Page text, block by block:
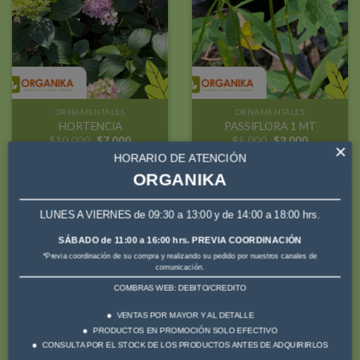
a la
lista de
deseos
ORNAMENTALES
HORTENCIA
$10.000 El
original
$10.000.
$7.000El
actual
es:
$7.000.
a la
lista de
deseos
ORNAMENTALES
PASSIFLORA 1 MT
$5.000 El
$3.000El
precio
actual
Añadir
a la
lista de
a la
HORARIO DE ATENCIÓN
ORGANIKA
LUNES A VIERNES de 09:30 a 13:00 y de 14:00 a 18:00 hrs.
×
SÁBADO de 11:00 a 16:00 hrs. PREVIA COORDINACIÓN
*Previa coordinación de su compra y realizando su pedido por nuestros canales de
comunicación.
COMBRAS WEB: DEBITO/CREDITO
VENTAS POR MAYOR Y AL DETALLE
PRODUCTOS EN PROMOCIÓN SOLO EFECTIVO
CONSULTA POR EL STOCK DE LOS PRODUCTOS ANTES DE ADQUIRIRLOS